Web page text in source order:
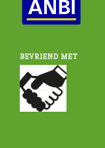
BEVRIEND MET